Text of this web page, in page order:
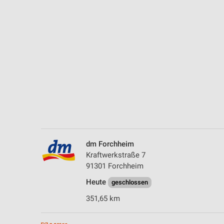
dm Forchheim
Kraftwerkstraße 7
91301 Forchheim
Heute
geschlossen
351,65 km
Nicht-IAB-Verarbeitungszwecke:
Notwendig